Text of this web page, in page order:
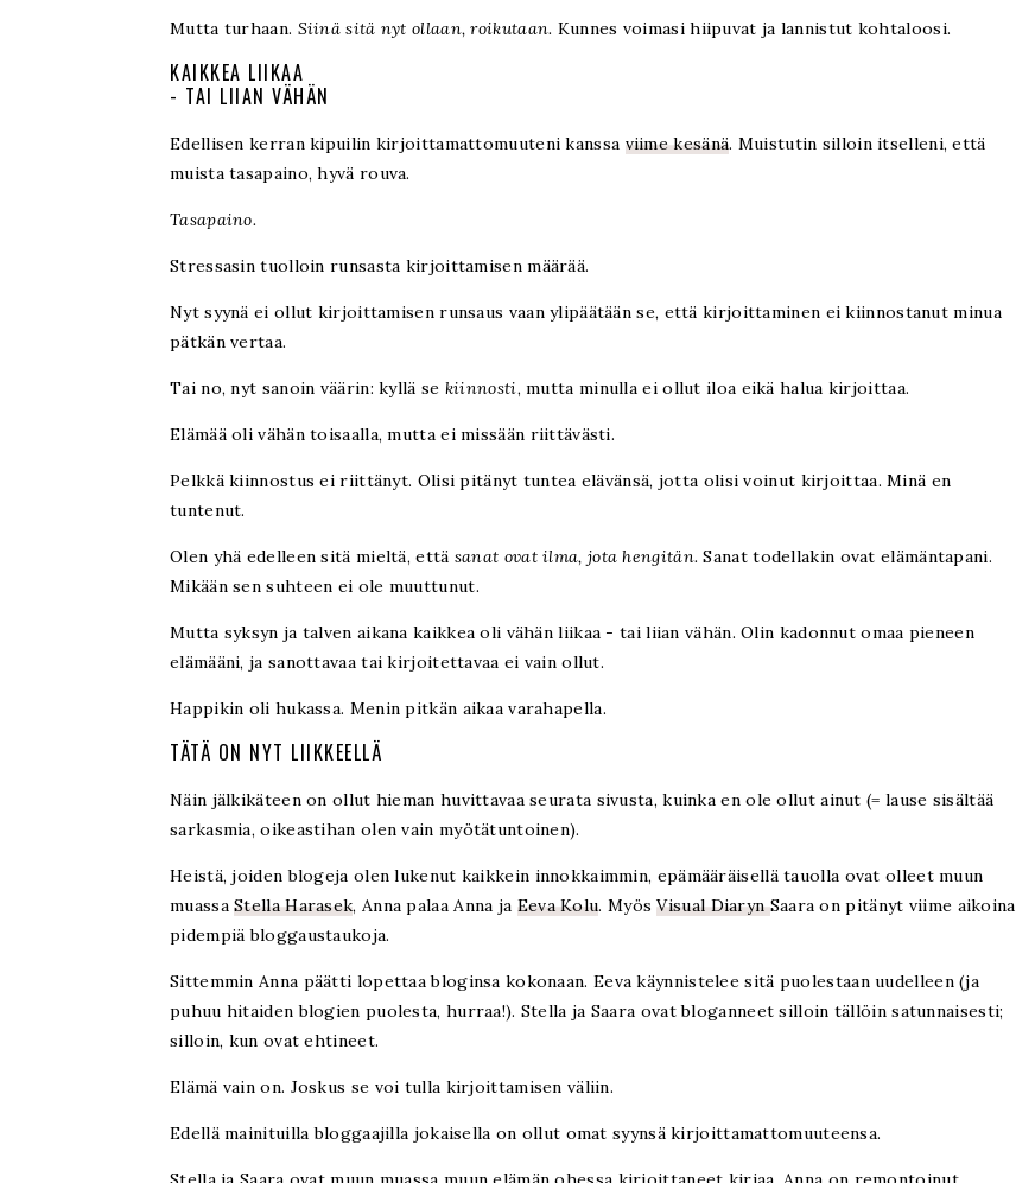
Mutta turhaan. Siinä sitä nyt ollaan, roikutaan. Kunnes voimasi hiipuvat ja lannistut kohtaloosi.
KAIKKEA LIIKAA
- TAI LIIAN VÄHÄN
Edellisen kerran kipuilin kirjoittamattomuuteni kanssa viime kesänä. Muistutin silloin itselleni, että
muista tasapaino, hyvä rouva.
Tasapaino.
Stressasin tuolloin runsasta kirjoittamisen määrää.
Nyt syynä ei ollut kirjoittamisen runsaus vaan ylipäätään se, että kirjoittaminen ei kiinnostanut minua
pätkän vertaa.
Tai no, nyt sanoin väärin: kyllä se kiinnosti, mutta minulla ei ollut iloa eikä halua kirjoittaa.
Elämää oli vähän toisaalla, mutta ei missään riittävästi.
Pelkkä kiinnostus ei riittänyt. Olisi pitänyt tuntea elävänsä, jotta olisi voinut kirjoittaa. Minä en
tuntenut.
Olen yhä edelleen sitä mieltä, että sanat ovat ilma, jota hengitän.Sanat todellakin ovat elämäntapani.
Mikään sen suhteen ei ole muuttunut.
Mutta syksyn ja talven aikana kaikkea oli vähän liikaa - tai liian vähän. Olin kadonnut omaa pieneen
elämääni, ja sanottavaa tai kirjoitettavaa ei vain ollut.
Happikin oli hukassa. Menin pitkän aikaa varahapella.
TÄTÄ ON NYT LIIKKEELLÄ
Näin jälkikäteen on ollut hieman huvittavaa seurata sivusta, kuinka en ole ollut ainut (= lause sisältää
sarkasmia, oikeastihan olen vain myötätuntoinen).
Heistä, joiden blogeja olen lukenut kaikkein innokkaimmin, epämääräisellä tauolla ovat olleet muun
muassaStella Harasek, Anna palaa Anna ja Eeva Kolu. MyösVisual DiarynSaara on pitänyt viime aikoina
pidempiä bloggaustaukoja.
Sittemmin Anna päätti lopettaa bloginsa kokonaan. Eeva käynnistelee sitä puolestaan uudelleen (ja
puhuu hitaiden blogien puolesta, hurraa!). Stella ja Saara ovat bloganneet silloin tällöin satunnaisesti;
silloin, kun ovat ehtineet.
Elämä vain on. Joskus se voi tulla kirjoittamisen väliin.
Edellä mainituilla bloggaajilla jokaisella on ollut omat syynsä kirjoittamattomuuteensa.